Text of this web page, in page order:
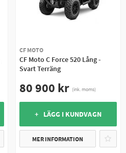
CF MOTO
CF Moto C Force 520 Lång -
Svart Terräng
80 900 kr (ink. moms)
+ LÄGG I KUNDVAGN
MER INFORMATION